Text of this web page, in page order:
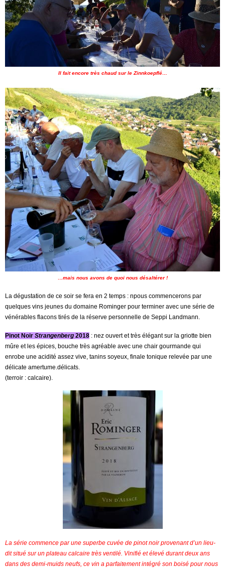
Il fait encore très chaud sur le Zinnkoepflé…
…mais nous avons de quoi nous désaltérer !
La dégustation de ce soir se fera en 2 temps : npous commencerons par
quelques vins jeunes du domaine Rominger pour terminer avec une série de
vénérables flacons tirés de la réserve personnelle de Seppi Landmann.
Pinot Noir Strangenberg 2018 : nez ouvert et très élégant sur la griotte bien
mûre et les épices, bouche très agréable avec une chair gourmande qui
enrobe une acidité assez vive, tanins soyeux, finale tonique relevée par une
délicate amertume.délicats.
(terroir : calcaire).
La série commence par une superbe cuvée de pinot noir provenant d’un lieu-
dit situé sur un plateau calcaire très ventilé. Vinifié et élevé durant deux ans
dans des demi-muids neufs, ce vin a parfaitement intégré son boisé pour nous